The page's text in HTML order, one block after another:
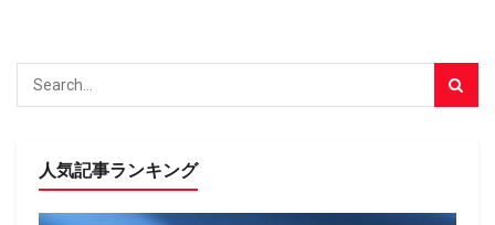
人気記事ランキング